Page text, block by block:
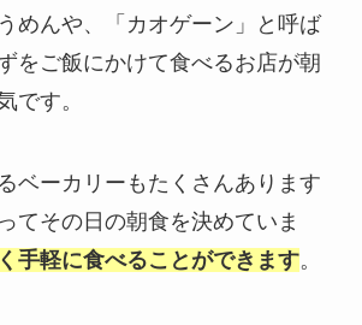
めんや、「カオゲーン」と呼ば
をご飯にかけて食べるお店が朝
です。
ベーカリーもたくさんあります
てその日の朝食を決めていま
手軽に食べることができます。